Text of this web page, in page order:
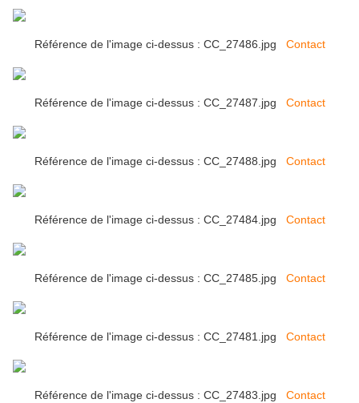
Référence de l'image ci-dessus : CC_27486.jpg Contact
Référence de l'image ci-dessus : CC_27487.jpg Contact
Référence de l'image ci-dessus : CC_27488.jpg Contact
Référence de l'image ci-dessus : CC_27484.jpg Contact
Référence de l'image ci-dessus : CC_27485.jpg Contact
Référence de l'image ci-dessus : CC_27481.jpg Contact
Référence de l'image ci-dessus : CC_27483.jpg Contact